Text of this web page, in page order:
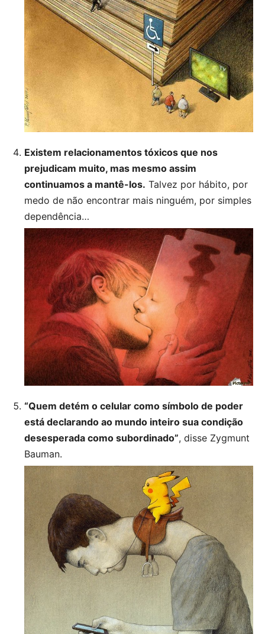
Existem relacionamentos tóxicos que nos
prejudicam muito, mas mesmo assim
continuamos a mantê-los. Talvez por hábito, por
medo de não encontrar mais ninguém, por simples
dependência…
“Quem detém o celular como símbolo de poder
está declarando ao mundo inteiro sua condição
desesperada como subordinado”, disse Zygmunt
Bauman.